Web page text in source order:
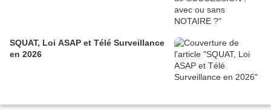
SQUAT, Loi ASAP et Télé Surveillance
en 2026